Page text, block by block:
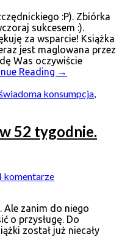
:P). Zbiórka
sukcesem :).
za wsparcie! Książka
jest maglowana przez
Was oczywiście
Reading →
konsumpcja
52 tygodnie.
komentarze
Ale zanim do niego
o przysługę. Do
został już niecały